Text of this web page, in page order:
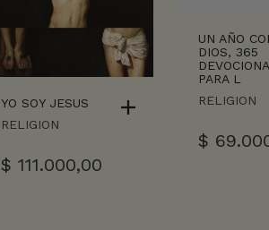
YO SOY JESUS
RELIGION
$ 111.000,00
UN AÑO
DIOS, 365
PARA L
RELIGION
$